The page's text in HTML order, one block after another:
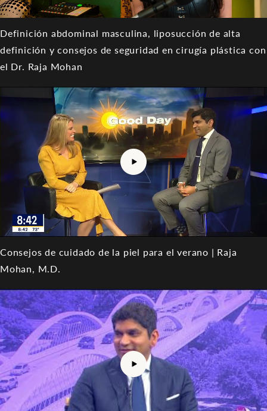
Definición abdominal masculina, liposucción de alta
definición y consejos de seguridad en cirugía plástica con
el Dr. Raja Mohan
Consejos de cuidado de la piel para el verano | Raja
Mohan, M.D.